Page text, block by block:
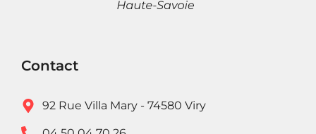
Contact
92 Rue Villa Mary - 74580 Viry